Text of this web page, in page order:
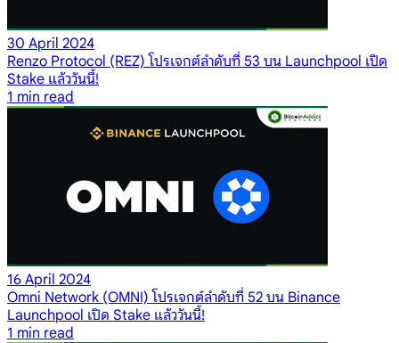
30 April 2024
Renzo Protocol (REZ) โปรเจกต์ลำดับที่ 53 บน Launchpool เปิด
Stake แล้ววันนี้!
1 min read
16 April 2024
Omni Network (OMNI) โปรเจกต์ลำดับที่ 52 บน Binance
Launchpool เปิด Stake แล้ววันนี้!
1 min read